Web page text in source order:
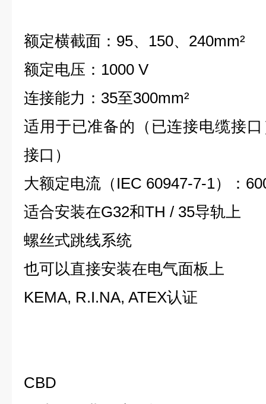
额定横截面： 95、 150、 240mm²
额定电压： 1000 V
连接能力： 35至300mm²
适用于已准备的（已连接电缆接
接口）
大额定电流（ IEC 60947-7-1）：
适合安装在G32和TH / 35导轨上
螺丝式跳线系统
也可以直接安装在电气面板上
KEMA, R.I.NA, ATEX认证
CBD